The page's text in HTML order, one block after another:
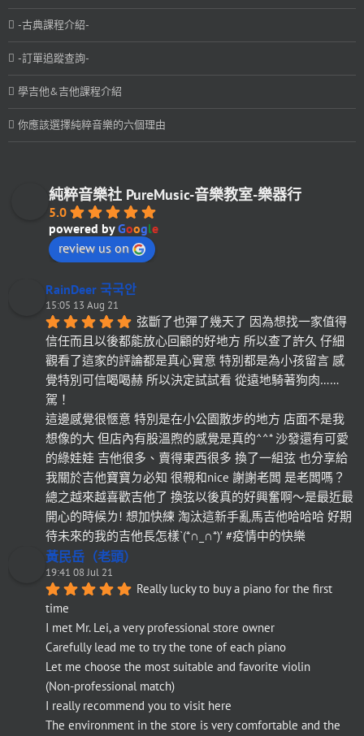
-古典課程介紹-
-訂單追蹤查詢-
學吉他&吉他課程介紹
你應該選擇純粹音樂的六個理由
純粹音樂社 PureMusic-音樂教室-樂器行
5.0
powered byGoogle
review us on
RainDeer 국국안
15:05 13 Aug 21
弦斷了也彈了幾天了 因為想找一家值得
信任而且以後都能放心回顧的好地方 所以查了許久 仔細
觀看了這家的評論都是真心實意 特別都是為小孩留言 感
覺特別可信喝喝赫 所以決定試試看 從遠地騎著狗肉……
駕！
這邊感覺很愜意 特別是在小公園散步的地方 店面不是我
想像的大 但店內有股溫煦的感覺是真的^^* 沙發還有可愛
的綠娃娃 吉他很多、賣得東西很多 換了一組弦 也分享給
我關於吉他寶寶ㄉ必知 很親和nice 謝謝老闆 是老闆嗎？
總之越來越喜歡吉他了 換弦以後真的好興奮啊～是最近最
開心的時候ㄌ! 想加快練 淘汰這新手亂馬吉他哈哈哈 好期
待未來的我的吉他長怎樣`(*∩_∩*)′ #疫情中的快樂
黃民岳（老頭）
19:41 08 Jul 21
Really lucky to buy a piano for the first
time
I met Mr. Lei, a very professional store owner
Carefully lead me to try the tone of each piano
Let me choose the most suitable and favorite violin
(Non-professional match)
I really recommend you to visit here
The environment in the store is very comfortable and the